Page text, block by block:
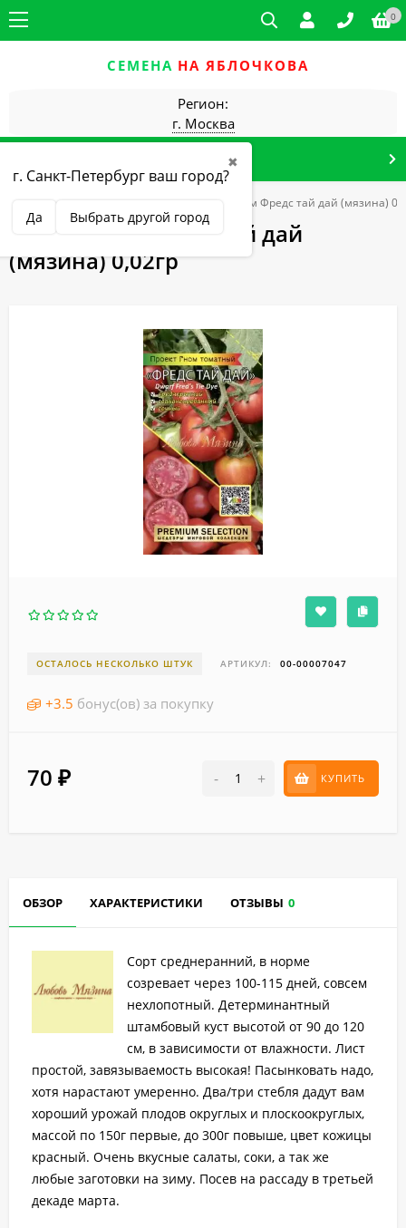
0
СЕМЕНА НА ЯБЛОЧКОВА
Регион:
г. Москва
✖
г. Санкт-Петербург ваш город?
Да Выбрать другой город
Томаты, перец, баклажаны Томат Гном Фредс тай дай (мязина)
Томат Гном Фредс тай дай
(мязина) 0,02гр
ОСТАЛОСЬ НЕСКОЛЬКО ШТУК АРТИКУЛ: 00-00007047
+3.5 бонус(ов) за покупку
70 ₽ - + КУПИТЬ
ОБЗОР ХАРАКТЕРИСТИКИ ОТЗЫВЫ 0
Сорт среднеранний, в норме
созревает через 100-115 дней, совсем
нехлопотный. Детерминантный
штамбовый куст высотой от 90 до 120
см, в зависимости от влажности. Лист
простой, завязываемость высокая! Пасынковать надо,
хотя нарастают умеренно. Два/три стебля дадут вам
хороший урожай плодов округлых и плоскоокруглых,
массой по 150г первые, до 300г повыше, цвет кожицы
красный. Очень вкусные салаты, соки, а так же
любые заготовки на зиму. Посев на рассаду в третьей
декаде марта.